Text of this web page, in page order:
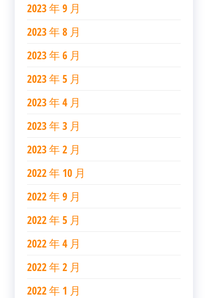
2023 年 9 月
2023 年 8 月
2023 年 6 月
2023 年 5 月
2023 年 4 月
2023 年 3 月
2023 年 2 月
2022 年 10 月
2022 年 9 月
2022 年 5 月
2022 年 4 月
2022 年 2 月
2022 年 1 月